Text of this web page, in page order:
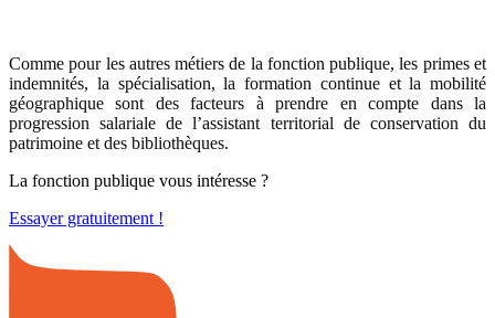
Comme pour les autres métiers de la fonction publique, les primes et
indemnités, la spécialisation, la formation continue et la mobilité
géographique sont des facteurs à prendre en compte dans la
progression salariale de l’assistant territorial de conservation du
patrimoine et des bibliothèques.
La fonction publique vous intéresse ?
Essayer gratuitement !